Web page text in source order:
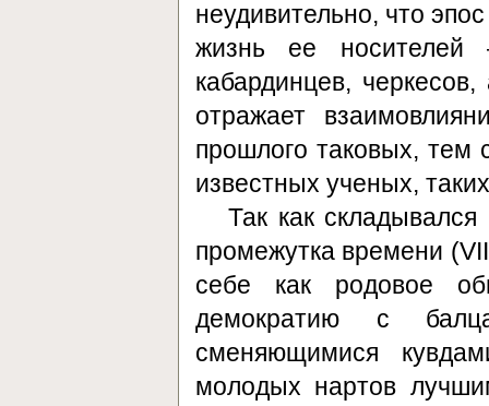
неудивительно, что
жизнь ее носителей
кабардинцев,
отражает
прошлого таковых, тем
известных ученых,
Так как
промежутка времени
себе как родовое
демократию с
сменяющимися
молодых нартов